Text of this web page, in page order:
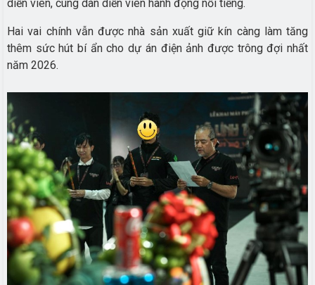
diễn viên, cùng dàn diễn viên hành động nổi tiếng.
Hai vai chính vẫn được nhà sản xuất giữ kín càng làm tăng
thêm sức hút bí ẩn cho dự án điện ảnh được trông đợi nhất
năm 2026.